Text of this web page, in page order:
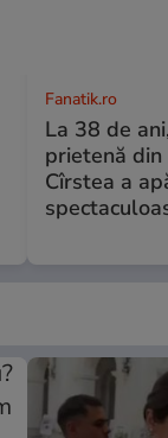
Fanatik.ro
La 38 de
prietenă din
Cîrstea a